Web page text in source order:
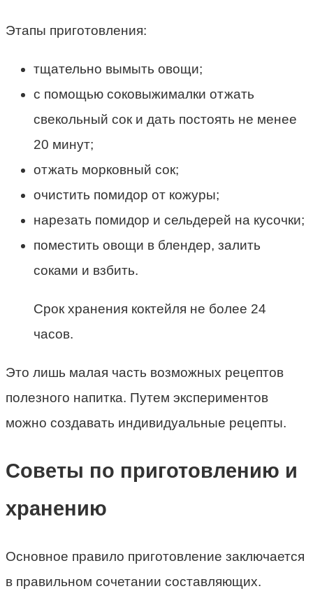
Этапы приготовления:
тщательно вымыть овощи;
с помощью соковыжималки отжать
свекольный сок и дать постоять не менее
20 минут;
отжать морковный сок;
очистить помидор от кожуры;
нарезать помидор и сельдерей на кусочки;
поместить овощи в блендер, залить
соками и взбить.
Срок хранения коктейля не более 24
часов.
Это лишь малая часть возможных рецептов
полезного напитка. Путем экспериментов
можно создавать индивидуальные рецепты.
Советы по приготовлению и
хранению
Основное правило приготовление заключается
в правильном сочетании составляющих.